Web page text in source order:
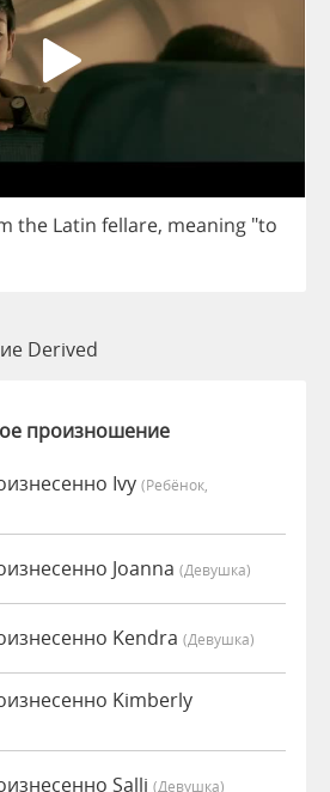
the Latin fellare, meaning "to
Derived
произношение
Ivy (Ребёнок,
Joanna (девушка)
Kendra (девушка)
Kimberly
Salli (девушка)